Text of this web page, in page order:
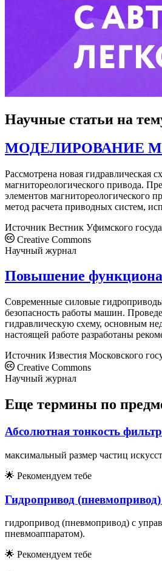
Научные статьи на
МОДЕЛИРОВАНИЕ
Рассмотрена новая гидравлическая
магнитореологического привода.
элементов магнитореологического
метод расчета приводных систем,
Источник Вестник Уфимского
Creative Commons
Научный журнал
Повышение
Современные силовые
безопасность работы машин.
гидравлическую схему, основным
настоящей работе разработаны
Источник Известия Московского
Creative Commons
Научный журнал
Еще термины по
Абсолютная тонкость
максимальный размер частиц
🌟 Рекомендуем тебе
Гидропривод
гидропривод (пневмопривод) с
пневмоаппаратом).
🌟 Рекомендуем тебе